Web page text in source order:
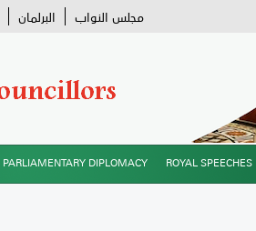
مجلس النواب البرلمان
PARLIAMENTARY DIPLOMACY ROYAL SPEECHES